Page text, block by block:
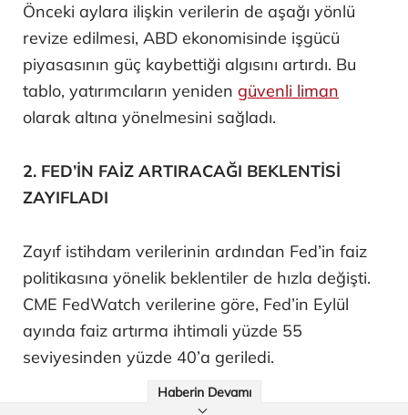
Önceki aylara ilişkin verilerin de aşağı yönlü
revize edilmesi, ABD ekonomisinde işgücü
piyasasının güç kaybettiği algısını artırdı. Bu
tablo, yatırımcıların yeniden güvenli liman
olarak altına yönelmesini sağladı.
2. FED’İN FAİZ ARTIRACAĞI BEKLENTİSİ
ZAYIFLADI
Zayıf istihdam verilerinin ardından Fed’in faiz
politikasına yönelik beklentiler de hızla değişti.
CME FedWatch verilerine göre, Fed’in Eylül
ayında faiz artırma ihtimali yüzde 55
seviyesinden yüzde 40’a geriledi.
Haberin Devamı